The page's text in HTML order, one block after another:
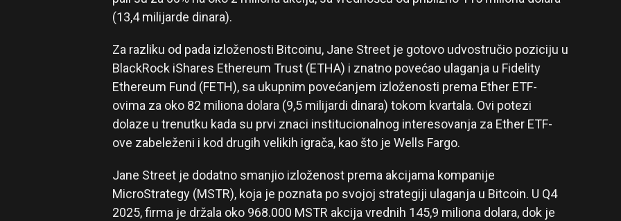
(13,4 milijarde dinara).
Za razliku od pada izloženosti Bitcoinu, Jane Street je gotovo udvostručio poziciju u
BlackRock iShares Ethereum Trust (ETHA) i znatno povećao ulaganja u Fidelity
Ethereum Fund (FETH), sa ukupnim povećanjem izloženosti prema Ether ETF-
ovima za oko 82 miliona dolara (9,5 milijardi dinara) tokom kvartala. Ovi potezi
dolaze u trenutku kada su prvi znaci institucionalnog interesovanja za Ether ETF-
ove zabeleženi i kod drugih velikih igrača, kao što je Wells Fargo.
Jane Street je dodatno smanjio izloženost prema akcijama kompanije
MicroStrategy (MSTR), koja je poznata po svojoj strategiji ulaganja u Bitcoin. U Q4
2025, firma je držala oko 968.000 MSTR akcija vrednih 145,9 miliona dolara, dok je